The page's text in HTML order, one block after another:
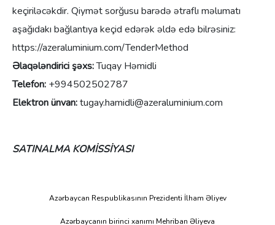
keçiriləcəkdir. Qiymət sorğusu barədə ətraflı məlumatı
aşağıdakı bağlantıya keçid edərək əldə edə bilrəsiniz:
https://azeraluminium.com/TenderMethod
Əlaqələndirici şəxs:Tuqay Həmidli
Telefon: +994502502787
Elektron ünvan:tugay.hamidli@azeraluminium.com
SATINALMA KOMİSSİYASI
Azərbaycan Respublikasının Prezidenti İlham Əliyev
Azərbaycanın birinci xanımı Mehriban Əliyeva